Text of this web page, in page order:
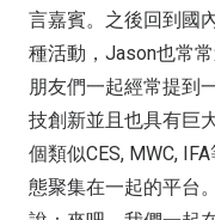
言嘉賓。之後回到國
種活動，Jason也常
朋友們一起經常提到
技創新並且也具有巨
個類似CES, MWC,
態聚集在一起的平台